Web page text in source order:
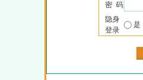
密 码
隐身
登录